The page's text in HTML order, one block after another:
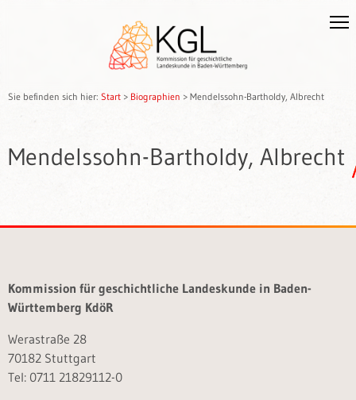
Sie befinden sich hier: Start > Biographien > Mendelssohn-Bartholdy, Albrecht
Mendelssohn-Bartholdy, Albrecht
Kommission für geschichtliche Landeskunde in Baden-
Württemberg KdöR
Werastraße 28
70182 Stuttgart
Tel: 0711 21829112-0